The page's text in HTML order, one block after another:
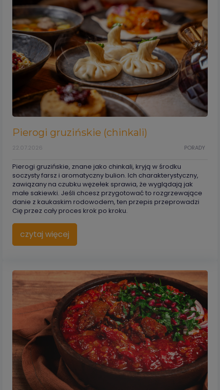
Pierogi gruzińskie (chinkali)
PORADY
22.07.2026
Pierogi gruzińskie, znane jako chinkali, kryją w środku
soczysty farsz i aromatyczny bulion. Ich charakterystyczny,
zawiązany na czubku węzełek sprawia, że wyglądają jak
małe sakiewki. Jeśli chcesz przygotować to rozgrzewające
danie z kaukaskim rodowodem, ten przepis przeprowadzi
Cię przez cały proces krok po kroku.
czytaj więcej